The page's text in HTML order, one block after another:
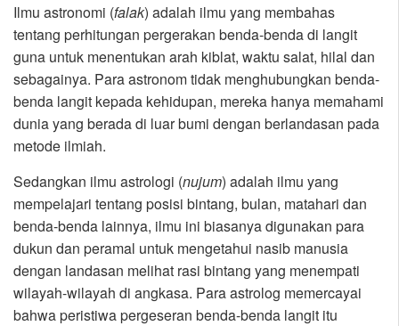
Ilmu astronomi (falak) adalah ilmu yang membahas
tentang perhitungan pergerakan benda-benda di langit
guna untuk menentukan arah kiblat, waktu salat, hilal dan
sebagainya. Para astronom tidak menghubungkan benda-
benda langit kepada kehidupan, mereka hanya memahami
dunia yang berada di luar bumi dengan berlandasan pada
metode ilmiah.
Sedangkan ilmu astrologi (nujum) adalah ilmu yang
mempelajari tentang posisi bintang, bulan, matahari dan
benda-benda lainnya, ilmu ini biasanya digunakan para
dukun dan peramal untuk mengetahui nasib manusia
dengan landasan melihat rasi bintang yang menempati
wilayah-wilayah di angkasa. Para astrolog memercayai
bahwa peristiwa pergeseran benda-benda langit itu